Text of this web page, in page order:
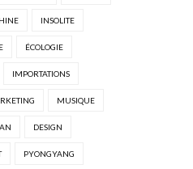
INSOLITE
ÉCOLOGIE
IMPORTATIONS
MUSIQUE
DESIGN
PYONGYANG